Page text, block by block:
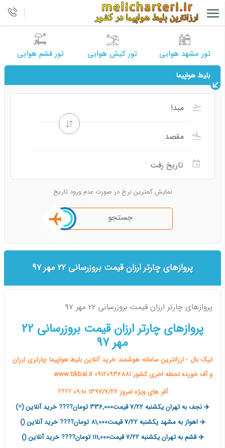
تور مشهد هوایی تور کیش هوایی تور قشم هوایی
بلیط هواپیما
نمایش کمترین نرخ در صورت عدم ورود تاریخ
جستجو
پروازهای چارتر ارزان قیمت بروزرسانی 22 مهر 97
پروازهای چارتر ارزان قیمت بروزرسانی 22 مهر 97
پروازهای چارتر ارزان قیمت بروزرسانی 22
مهر 97
تیک بال - ارزانترین سامانه هوشمند خرید آنلاین بلیط هواپیما چارتری ارزان
و آف خورده لحظه اخری کشور www.tikbal.ir 09120936881
آفر های ویژه امروز 1397/7/22 09:10 ????
✈️ نجف به تهران یکشنبه 7/22 قیمت336,000 تومان???? خرید آنلاین (=)
✈️ اهواز به مشهد یکشنبه 7/22 قیمت81,000 تومان???? خرید آنلاین ()
✈️ قشم به تهران یکشنبه 7/22 قیمت111,000 تومان???? خرید آنلاین ()